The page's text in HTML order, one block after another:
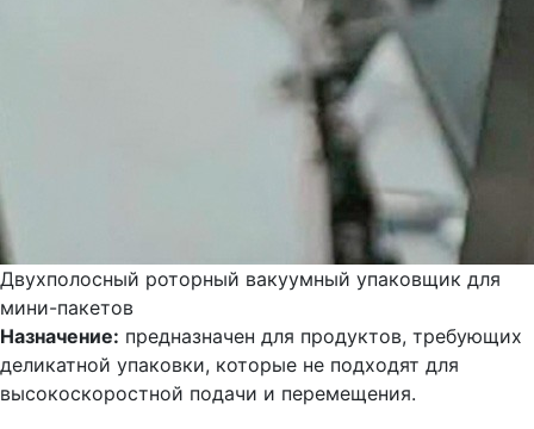
Двухполосный роторный вакуумный упаковщик для
мини-пакетов
Назначение: предназначен для продуктов, требующих
деликатной упаковки, которые не подходят для
высокоскоростной подачи и перемещения.